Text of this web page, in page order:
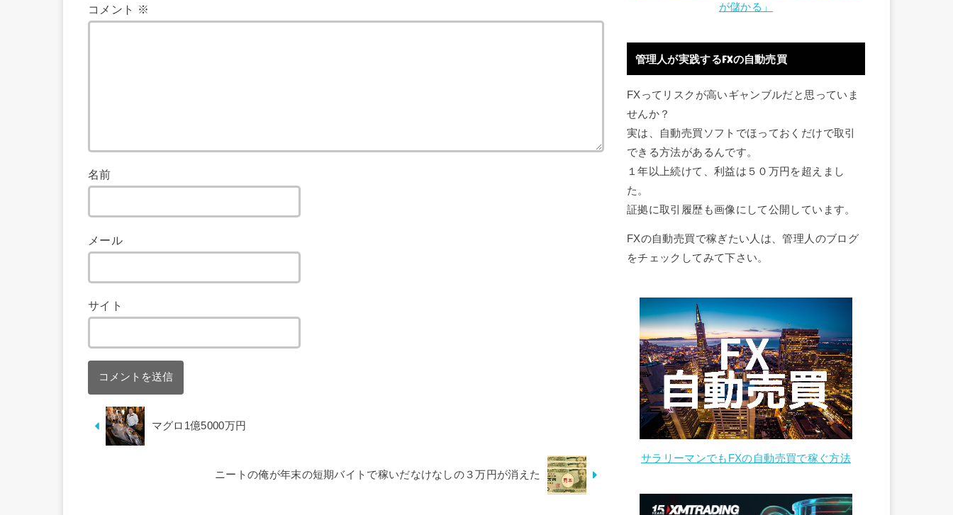
コメント ※
名前
メール
サイト
マグロ1億5000万円
ニートの俺が年末の短期バイトで稼いだなけなしの３万円が消えた
が儲かる」
管理人が実践するFXの自動売買
FXってリスクが高いギャンブルだと思っていま
せんか？
実は、自動売買ソフトでほっておくだけで取引
できる方法があるんです。
１年以上続けて、利益は５０万円を超えまし
た。
証拠に取引履歴も画像にして公開しています。
FXの自動売買で稼ぎたい人は、管理人のブログ
をチェックしてみて下さい。
サラリーマンでもFXの自動売買で稼ぐ方法